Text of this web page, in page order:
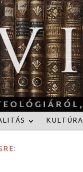
KULTÚRA